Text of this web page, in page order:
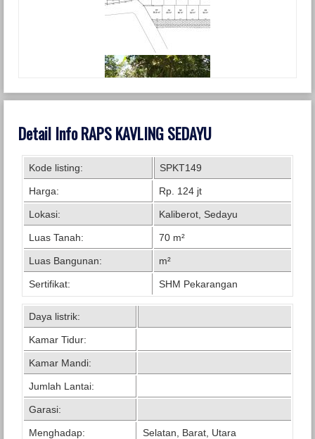
Detail Info RAPS KAVLING SEDAYU
Kode listing: SPKT149
Harga: Rp. 124 jt
Lokasi: Kaliberot, Sedayu
Luas Tanah: 70 m²
Luas Bangunan: m²
Sertifikat: SHM Pekarangan
Daya listrik:
Kamar Tidur:
Kamar Mandi:
Jumlah Lantai:
Garasi:
Menghadap: Selatan, Barat, Utara